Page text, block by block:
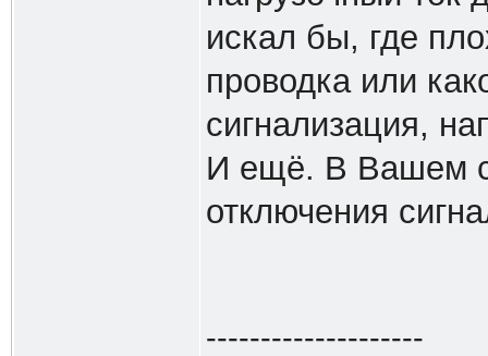
искал бы, где
проводка или
сигнализация,
И ещё. В Вашем
отключения
--------------------